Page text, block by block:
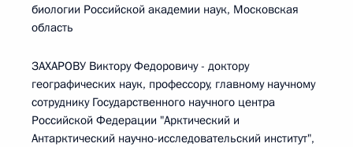
биологии Российской академии наук, Московская
область
ЗАХАРОВУ Виктору Федоровичу - доктору
географических наук, профессору, главному научному
сотруднику Государственного научного центра
Российской Федерации "Арктический и
Антарктический научно-исследовательский институт",